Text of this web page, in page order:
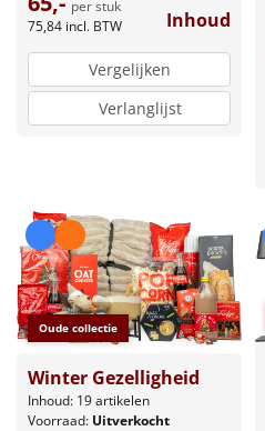
per stuk
75,84 incl. BTW Inhoud
Vergelijken
Verlanglijst
Oude collectie
Winter Gezelligheid
Inhoud: 19 artikelen
Voorraad: Uitverkocht